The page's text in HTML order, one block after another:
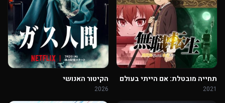
תחייה מובטלת: אם הייתי בעולם
אחר הייתי רציני!
2021
הקיטור האנושי
2026